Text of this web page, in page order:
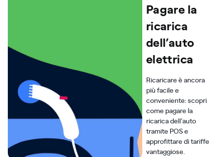
Pagare la
ricarica
dell’auto
elettrica
Ricaricare è ancora
più facile e
conveniente: scopri
come pagare la
ricarica dell'auto
tramite POS e
approfittare di tariffe
vantaggiose.